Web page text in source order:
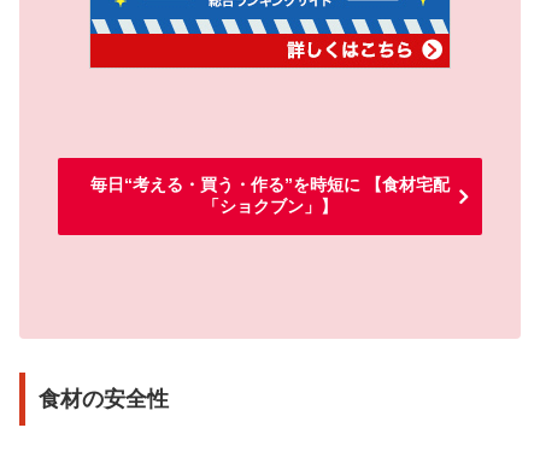
毎日“考える・買う・作る”を時短に 【食材宅配
「ショクブン」】
食材の安全性